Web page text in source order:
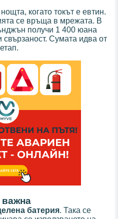
когато токът е евтин.
се връща в мрежата. В
получи 1 400 юана
Сумата идва от
важна
батерия. Така се